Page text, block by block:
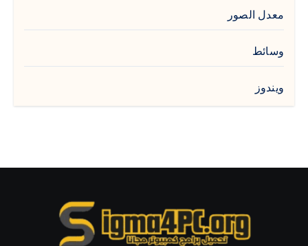
معدل الصور
وسائط
ويندوز